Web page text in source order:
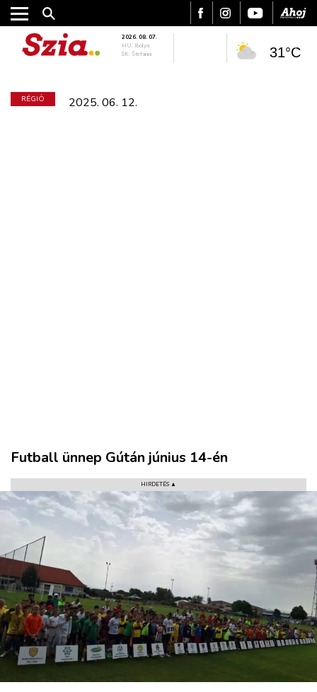
SPORT
KULTÚRA
PODCAST
MIX
2026. 08. 07.
HU: Ibolya
SK: Štefánia
31°C
RÉGIÓ 2025. 06. 12.
Futball ünnep Gútán június 14-én
HIRDETÉS ▲